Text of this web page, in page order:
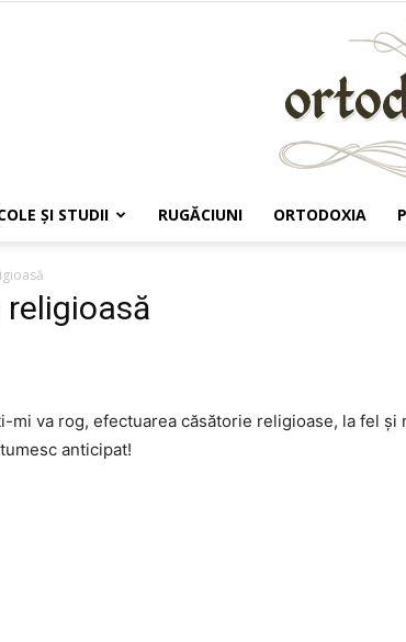
ŞI STUDII RUGĂCIUNI ORTODOXIA
mi va rog, efectuarea căsătorie religioase, la fel și
anticipat!